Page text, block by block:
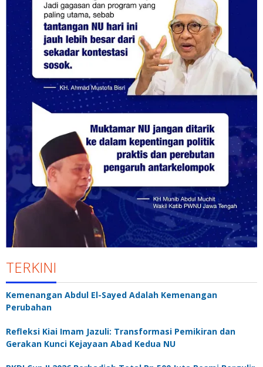
TERKINI
Kemenangan Abdul El-Sayed Adalah Kemenangan
Perubahan
Refleksi Kiai Imam Jazuli: Transformasi Pemikiran dan
Gerakan Kunci Kejayaan Abad Kedua NU